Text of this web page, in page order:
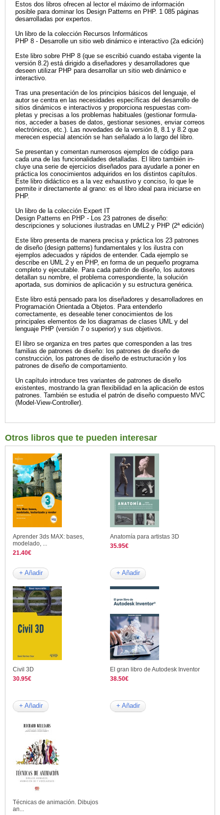
Estos dos libros ofrecen al lector el máximo de información
posible para dominar los Design Patterns en PHP. 1 085 páginas
desarrolladas por expertos.
Un libro de la colección Recursos Informáticos
PHP 8 - Desarrolle un sitio web dinámico e interactivo (2a edición)
Este libro sobre PHP 8 (que se escribió cuando estaba vigente la
versión 8.2) está dirigido a diseñadores y desarrolladores que
deseen utilizar PHP para desarrollar un sitio web dinámico e
interactivo.
Tras una presentación de los principios básicos del lenguaje, el
autor se centra en las necesidades específicas del desarrollo de
sitios dinámicos e interactivos y proporciona respuestas com­
pletas y precisas a los problemas habituales (gestionar formula­
rios, acceder a bases de datos, gestionar sesiones, enviar correos
electrónicos, etc.). Las novedades de la versión 8, 8.1 y 8.2 que
merecen especial atención se han señalado a lo largo del libro.
Se presentan y comentan numerosos ejemplos de código para
cada una de las funcionalidades detalladas. El libro también in­
cluye una serie de ejercicios diseñados para ayudarle a poner en
práctica los conocimientos adquiridos en los distintos capítulos.
Este libro didáctico es a la vez exhaustivo y conciso, lo que le
permite ir directamente al grano: es el libro ideal para iniciarse en
PHP.
Un libro de la colección Expert IT
Design Patterns en PHP - Los 23 patrones de diseño:
descripciones y soluciones ilustradas en UML2 y PHP (2ª edición)
Este libro presenta de manera precisa y práctica los 23 patrones
de diseño (design patterns) fundamentales y los ilustra con
ejemplos adecuados y rápidos de entender. Cada ejemplo se
describe en UML 2 y en PHP, en forma de un pequeño programa
completo y ejecutable. Para cada patrón de diseño, los autores
detallan su nombre, el problema correspondiente, la solución
aportada, sus dominios de aplicación y su estructura genérica.
Este libro está pensado para los diseñadores y desarrolladores en
Programación Orientada a Objetos. Para entenderlo
correctamente, es deseable tener conocimientos de los
principales elementos de los diagramas de clases UML y del
lenguaje PHP (versión 7 o superior) y sus objetivos.
El libro se organiza en tres partes que corresponden a las tres
familias de patrones de diseño: los patrones de diseño de
construcción, los patrones de diseño de estructuración y los
patrones de diseño de comportamiento.
Un capítulo introduce tres variantes de patrones de diseño
existentes, mostrando la gran flexibilidad en la aplicación de estos
patrones. También se estudia el patrón de diseño compuesto MVC
(Model-View-Controller).
Otros libros que te pueden interesar
Aprender 3ds MAX: bases,
modelado, ...
21.40€
+ Añadir
Anatomía para artistas 3D
35.95€
+ Añadir
Civil 3D
30.95€
+ Añadir
El gran libro de Autodesk Inventor
38.50€
+ Añadir
Técnicas de animación. Dibujos
an...